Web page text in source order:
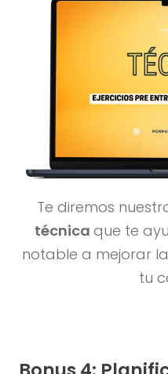
Te diremos
técnica que te
notable a mejorar
tu